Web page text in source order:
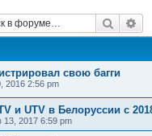
Поиск
свою багги
2016 2:56 pm
и UTV в Белоруссии с
2017 6:59 pm